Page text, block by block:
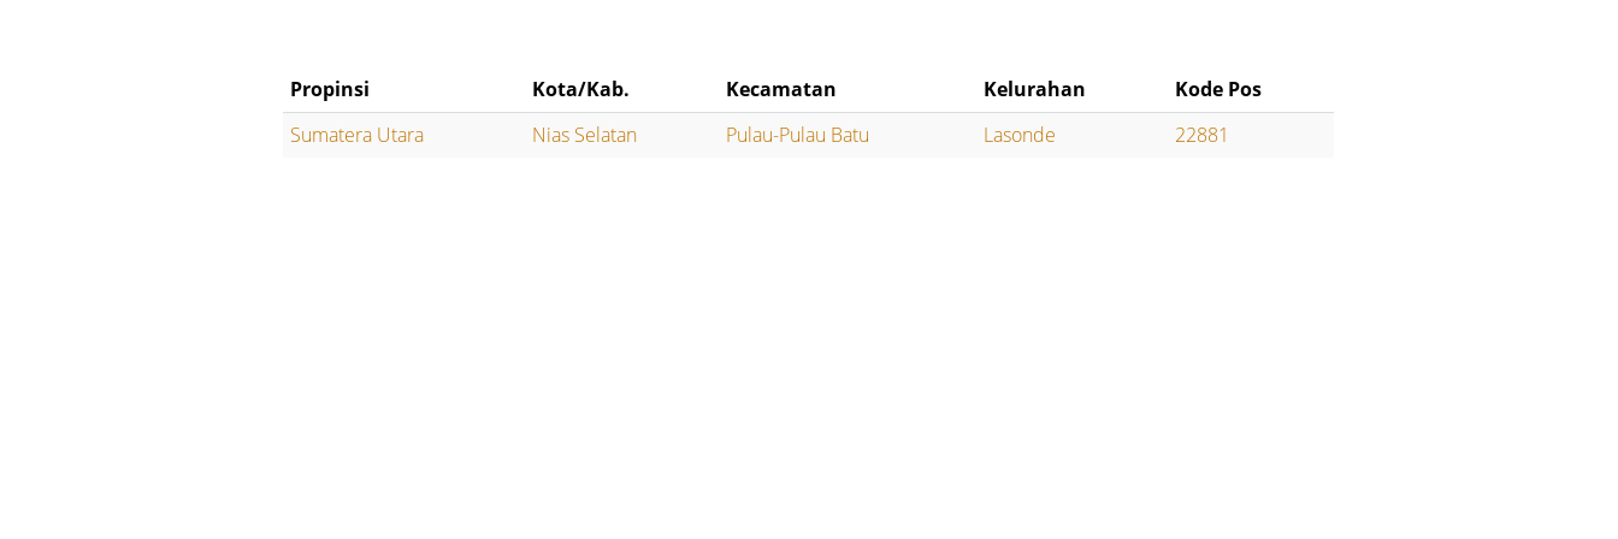
Propinsi Kota/Kab. Kecamatan Kelurahan
Kode Pos
Sumatera Utara
Nias Selatan Pulau-Pulau Batu Lasonde 22881